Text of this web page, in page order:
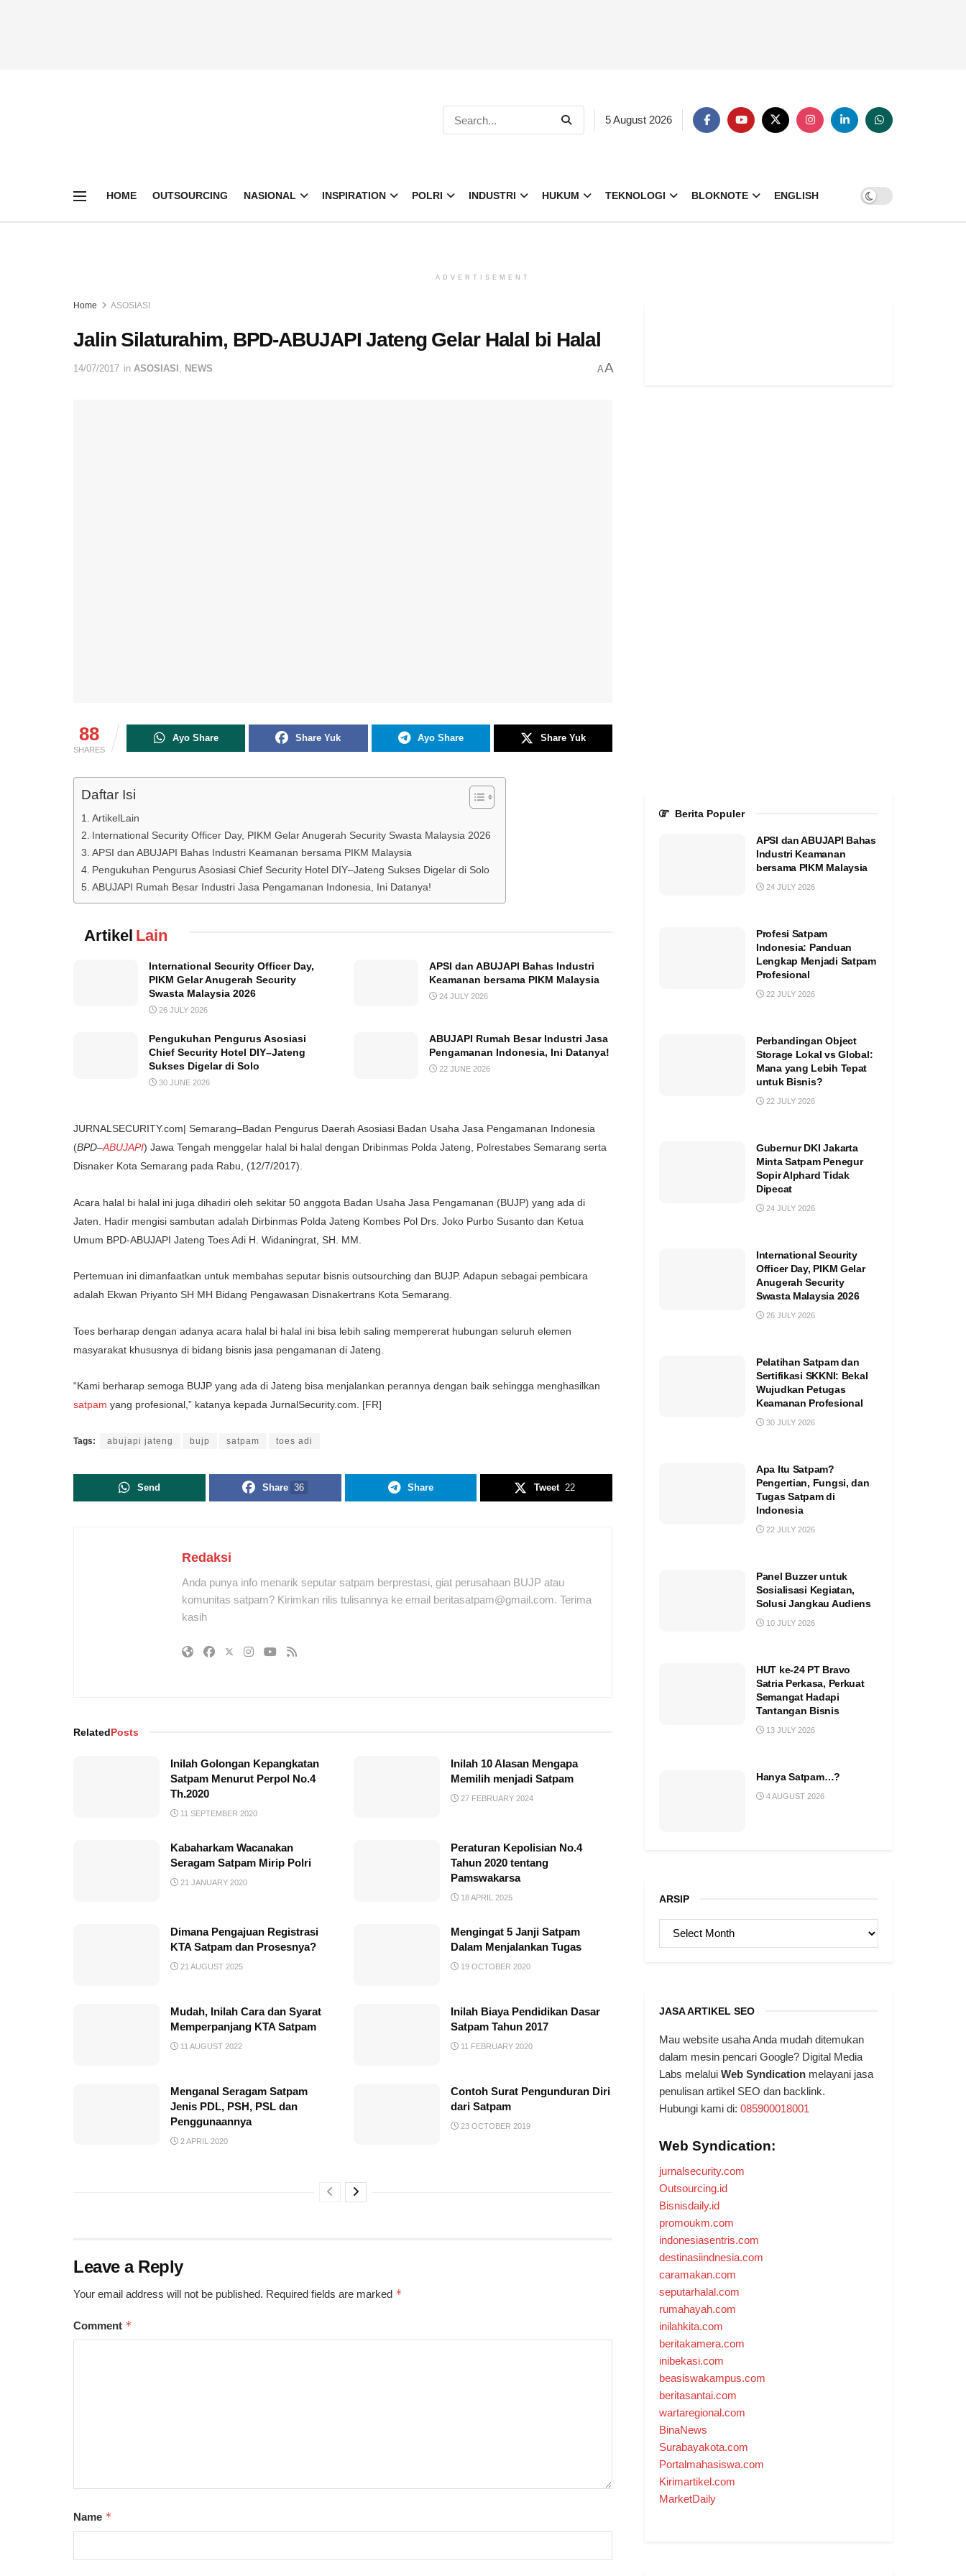
5 August 2026
HOME OUTSOURCING NASIONAL INSPIRATION POLRI INDUSTRI HUKUM TEKNOLOGI BLOKNOTE ENGLISH
ADVERTISEMENT
Home ASOSIASI
Jalin Silaturahim, BPD-ABUJAPI Jateng Gelar Halal bi Halal
14/07/2017 in ASOSIASI , NEWS AA
88
SHARES
Ayo Share Share Yuk Ayo Share Share Yuk
Daftar Isi
ArtikelLain
International Security Officer Day, PIKM Gelar Anugerah Security Swasta Malaysia 2026
APSI dan ABUJAPI Bahas Industri Keamanan bersama PIKM Malaysia
Pengukuhan Pengurus Asosiasi Chief Security Hotel DIY–Jateng Sukses Digelar di Solo
ABUJAPI Rumah Besar Industri Jasa Pengamanan Indonesia, Ini Datanya!
Artikel Lain
International Security Officer Day,
PIKM Gelar Anugerah Security
Swasta Malaysia 2026
26 JULY 2026
APSI dan ABUJAPI Bahas Industri
Keamanan bersama PIKM Malaysia
24 JULY 2026
Pengukuhan Pengurus Asosiasi
Chief Security Hotel DIY–Jateng
Sukses Digelar di Solo
30 JUNE 2026
ABUJAPI Rumah Besar Industri Jasa
Pengamanan Indonesia, Ini Datanya!
22 JUNE 2026
JURNALSECURITY.com| Semarang–Badan Pengurus Daerah Asosiasi Badan Usaha Jasa Pengamanan Indonesia
(BPD–ABUJAPI) Jawa Tengah menggelar halal bi halal dengan Dribinmas Polda Jateng, Polrestabes Semarang serta
Disnaker Kota Semarang pada Rabu, (12/7/2017).
Acara halal bi halal ini juga dihadiri oleh sekitar 50 anggota Badan Usaha Jasa Pengamanan (BUJP) yang ada di
Jaten. Hadir mengisi sambutan adalah Dirbinmas Polda Jateng Kombes Pol Drs. Joko Purbo Susanto dan Ketua
Umum BPD-ABUJAPI Jateng Toes Adi H. Widaningrat, SH. MM.
Pertemuan ini dimanfaatkan untuk membahas seputar bisnis outsourching dan BUJP. Adapun sebagai pembicara
adalah Ekwan Priyanto SH MH Bidang Pengawasan Disnakertrans Kota Semarang.
Toes berharap dengan adanya acara halal bi halal ini bisa lebih saling mempererat hubungan seluruh elemen
masyarakat khususnya di bidang bisnis jasa pengamanan di Jateng.
“Kami berharap semoga BUJP yang ada di Jateng bisa menjalankan perannya dengan baik sehingga menghasilkan
satpam yang profesional,” katanya kepada JurnalSecurity.com. [FR]
Tags: abujapi jateng bujp satpam toes adi
Send Share 36 Share Tweet 22
Redaksi
Anda punya info menarik seputar satpam berprestasi, giat perusahaan BUJP atau
komunitas satpam? Kirimkan rilis tulisannya ke email beritasatpam@gmail.com. Terima
kasih
RelatedPosts
Inilah Golongan Kepangkatan
Satpam Menurut Perpol No.4
Th.2020
11 SEPTEMBER 2020
Inilah 10 Alasan Mengapa
Memilih menjadi Satpam
27 FEBRUARY 2024
Kabaharkam Wacanakan
Seragam Satpam Mirip Polri
21 JANUARY 2020
Peraturan Kepolisian No.4
Tahun 2020 tentang
Pamswakarsa
18 APRIL 2025
Dimana Pengajuan Registrasi
KTA Satpam dan Prosesnya?
21 AUGUST 2025
Mengingat 5 Janji Satpam
Dalam Menjalankan Tugas
19 OCTOBER 2020
Mudah, Inilah Cara dan Syarat
Memperpanjang KTA Satpam
11 AUGUST 2022
Inilah Biaya Pendidikan Dasar
Satpam Tahun 2017
11 FEBRUARY 2020
Menganal Seragam Satpam
Jenis PDL, PSH, PSL dan
Penggunaannya
2 APRIL 2020
Contoh Surat Pengunduran Diri
dari Satpam
23 OCTOBER 2019
Leave a Reply
Your email address will not be published. Required fields are marked *
Comment *
Name *
Berita Populer
APSI dan ABUJAPI Bahas
Industri Keamanan
bersama PIKM Malaysia
24 JULY 2026
Profesi Satpam
Indonesia: Panduan
Lengkap Menjadi Satpam
Profesional
22 JULY 2026
Perbandingan Object
Storage Lokal vs Global:
Mana yang Lebih Tepat
untuk Bisnis?
22 JULY 2026
Gubernur DKI Jakarta
Minta Satpam Penegur
Sopir Alphard Tidak
Dipecat
24 JULY 2026
International Security
Officer Day, PIKM Gelar
Anugerah Security
Swasta Malaysia 2026
26 JULY 2026
Pelatihan Satpam dan
Sertifikasi SKKNI: Bekal
Wujudkan Petugas
Keamanan Profesional
30 JULY 2026
Apa Itu Satpam?
Pengertian, Fungsi, dan
Tugas Satpam di
Indonesia
22 JULY 2026
Panel Buzzer untuk
Sosialisasi Kegiatan,
Solusi Jangkau Audiens
10 JULY 2026
HUT ke-24 PT Bravo
Satria Perkasa, Perkuat
Semangat Hadapi
Tantangan Bisnis
13 JULY 2026
Hanya Satpam…?
4 AUGUST 2026
ARSIP
ARSIP
JASA ARTIKEL SEO
Mau website usaha Anda mudah ditemukan
dalam mesin pencari Google? Digital Media
Labs melalui Web Syndication melayani jasa
penulisan artikel SEO dan backlink.
Hubungi kami di: 085900018001
Web Syndication:
jurnalsecurity.com
Outsourcing.id
Bisnisdaily.id
promoukm.com
indonesiasentris.com
destinasiindnesia.com
caramakan.com
seputarhalal.com
rumahayah.com
inilahkita.com
beritakamera.com
inibekasi.com
beasiswakampus.com
beritasantai.com
wartaregional.com
BinaNews
Surabayakota.com
Portalmahasiswa.com
Kirimartikel.com
MarketDaily